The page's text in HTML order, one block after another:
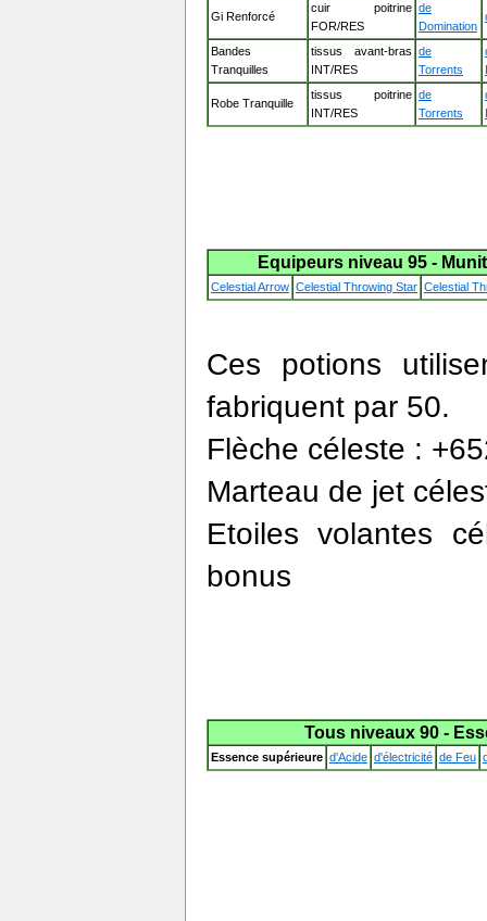
Gi Renforcé
cuir poitrine
FOR/RES
de
Domination
Bandes
Tranquilles
tissus avant-bras
INT/RES
de
Torrents
Robe Tranquille
tissus poitrine
INT/RES
de
Torrents
Equipeurs niveau 95 -
Celestial Arrow Celestial Throwing Star Celestial
Ces potions
fabriquent par 50.
Flèche céleste :
Marteau de jet
Etoiles volantes
bonus
Tous niveaux 90 -
Essence supérieure d'Acide d'électricité de Feu